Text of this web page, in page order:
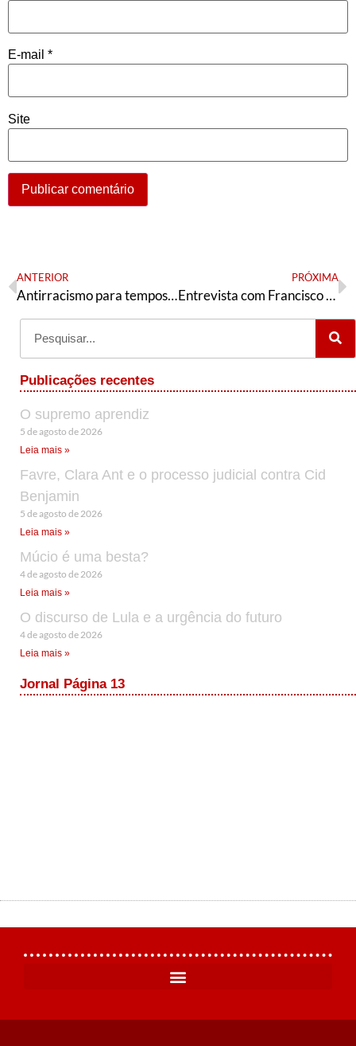
E-mail *
Site
ANTERIOR
Antirracismo para tempos de guerra
PRÓXIMA
Entrevista com Francisco Junior
Publicações recentes
O supremo aprendiz
5 de agosto de 2026
Leia mais »
Favre, Clara Ant e o processo judicial contra Cid
Benjamin
5 de agosto de 2026
Leia mais »
Múcio é uma besta?
4 de agosto de 2026
Leia mais »
O discurso de Lula e a urgência do futuro
4 de agosto de 2026
Leia mais »
Jornal Página 13